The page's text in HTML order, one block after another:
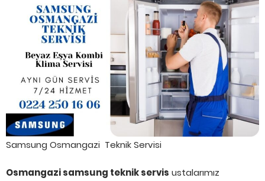
Samsung Osmangazi Teknik Servisi
Osmangazi samsung teknik servis ustalarımız